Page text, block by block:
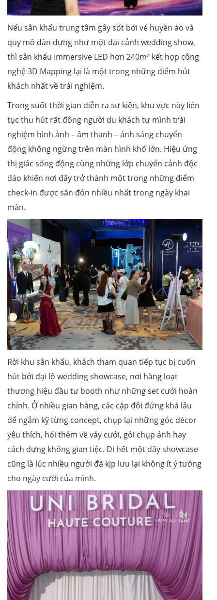
Nếu sân khấu trung tâm gây sốt bởi vẻ huyền ảo và
quy mô dàn dựng như một đại cảnh wedding show,
thì sân khấu Immersive LED hơn 240m² kết hợp công
nghệ 3D Mapping lại là một trong những điểm hút
khách nhất về trải nghiệm.
Trong suốt thời gian diễn ra sự kiện, khu vực này liên
tục thu hút rất đông người du khách tự mình trải
nghiệm hình ảnh – âm thanh – ánh sáng chuyển
động không ngừng trên màn hình khổ lớn. Hiệu ứng
thị giác sống động cùng những lớp chuyển cảnh độc
đáo khiến nơi đây trở thành một trong những điểm
check-in được săn đón nhiều nhất trong ngày khai
màn.
Rời khu sân khấu, khách tham quan tiếp tục bị cuốn
hút bởi đại lộ wedding showcase, nơi hàng loạt
thương hiệu đầu tư booth như những set cưới hoàn
chỉnh. Ở nhiều gian hàng, các cặp đôi đứng khá lâu
để ngắm kỹ từng concept, chụp lại những góc décor
yêu thích, hỏi thêm về váy cưới, gói chụp ảnh hay
cách dựng không gian tiệc. Đi hết một dãy showcase
cũng là lúc nhiều người đã kịp lưu lại không ít ý tưởng
cho ngày cưới của mình.